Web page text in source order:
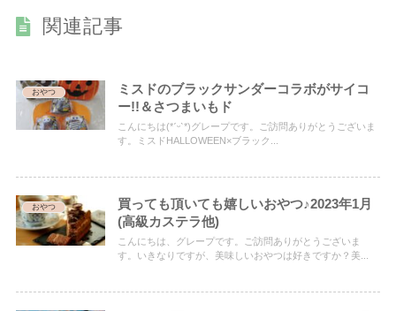
関連記事
おやつ
ミスドのブラックサンダーコラボがサイコ
ー!!＆さつまいもド
こんにちは(*ˊᵕˋ*)グレープです。ご訪問ありがとうございま
す。ミスドHALLOWEEN×ブラック...
おやつ
買っても頂いても嬉しいおやつ♪2023年1月
(高級カステラ他)
こんにちは、グレープです。ご訪問ありがとうございま
す。いきなりですが、美味しいおやつは好きですか？美...